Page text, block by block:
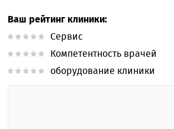
Ваш рейтинг клиники:
Сервис
Компетентность врачей
оборудование клиники